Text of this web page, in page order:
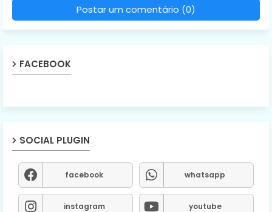
Postar um comentário (0)
FACEBOOK
SOCIAL PLUGIN
facebook whatsapp
instagram youtube